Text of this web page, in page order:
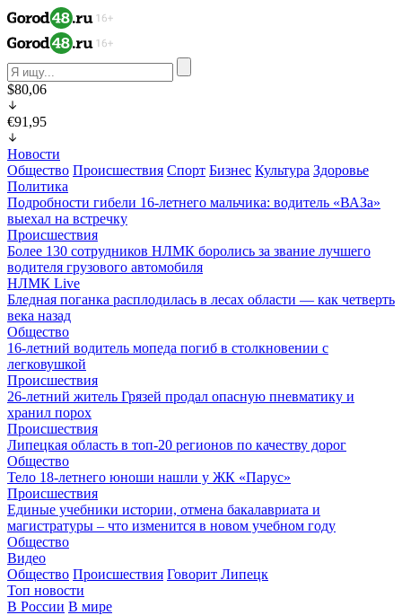
$80,06
€91,95
Новости
Общество Происшествия Спорт Бизнес Культура Здоровье
Политика
Подробности гибели 16-летнего мальчика: водитель «ВАЗа»
выехал на встречку
Происшествия
Более 130 сотрудников НЛМК боролись за звание лучшего
водителя грузового автомобиля
НЛМК Live
Бледная поганка расплодилась в лесах области — как четверть
века назад
Общество
16-летний водитель мопеда погиб в столкновении с
легковушкой
Происшествия
26-летний житель Грязей продал опасную пневматику и
хранил порох
Происшествия
Липецкая область в топ-20 регионов по качеству дорог
Общество
Тело 18-летнего юноши нашли у ЖК «Парус»
Происшествия
Единые учебники истории, отмена бакалавриата и
магистратуры – что изменится в новом учебном году
Общество
Видео
Общество Происшествия Говорит Липецк
Топ новости
В России В мире